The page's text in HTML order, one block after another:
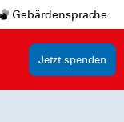
Gebärdensprache
Jetzt spenden